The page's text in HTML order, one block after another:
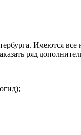
Имеются все
ряд